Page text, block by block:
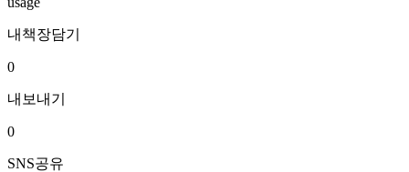
내책장담기
0
내보내기
0
SNS공유